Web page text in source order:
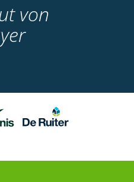
von